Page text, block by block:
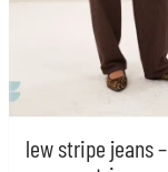
lew stripe jeans –